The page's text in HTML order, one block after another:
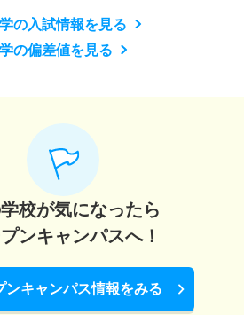
の入試情報を見る
の偏差値を見る
校が気になったら
ンキャンパスへ！
ンキャンパス情報をみる